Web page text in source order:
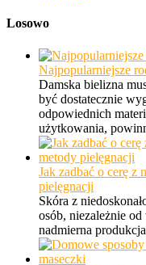
Losowo
Najpopularniejsze
Damska bielizna
być dostatecznie
odpowiednich
użytkowania,
Jak zadbać o cerę z
pielęgnacji
Skóra z
osób, niezależnie
nadmierna